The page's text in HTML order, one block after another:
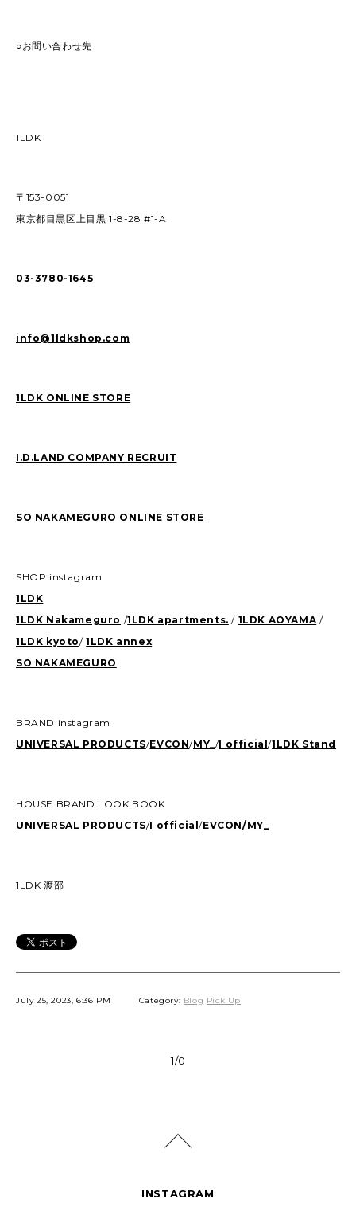
○お問い合わせ先
1LDK
〒153-0051
東京都目黒区上目黒 1-8-28 #1-A
03-3780-1645
info@1ldkshop.com
1LDK ONLINE STORE
I.D.LAND COMPANY RECRUIT
SO NAKAMEGURO ONLINE STORE
SHOP instagram
1LDK
1LDK Nakameguro /1LDK apartments. / 1LDK AOYAMA/
1LDK kyoto/1LDK annex
SO NAKAMEGURO
BRAND instagram
UNIVERSAL PRODUCTS/EVCON/MY_/I official/1LDK Stand
HOUSE BRAND LOOK BOOK
UNIVERSAL PRODUCTS/I official/EVCON/MY_
1LDK 渡部
July 25, 2023, 6:36 PM Category: Blog Pick Up
1/0
INSTAGRAM